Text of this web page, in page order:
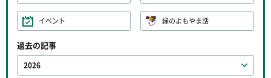
イベント 緑のよもやま話
過去の記事
2026